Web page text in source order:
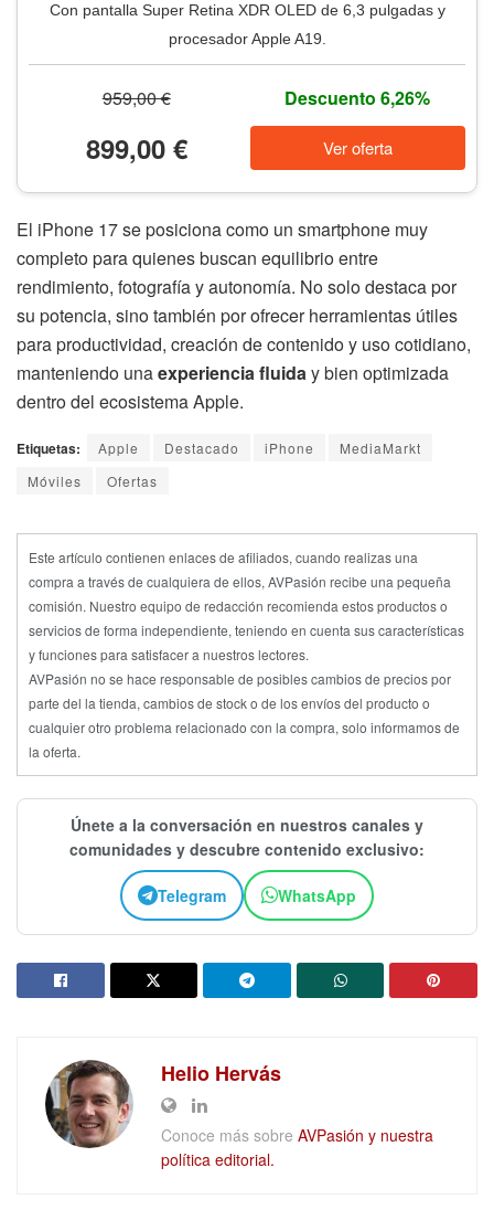
Con pantalla Super Retina XDR OLED de 6,3 pulgadas y
procesador Apple A19.
959,00 € Descuento 6,26%
899,00 € Ver oferta
El iPhone 17 se posiciona como un smartphone muy
completo para quienes buscan equilibrio entre
rendimiento, fotografía y autonomía. No solo destaca por
su potencia, sino también por ofrecer herramientas útiles
para productividad, creación de contenido y uso cotidiano,
manteniendo unaexperiencia fluiday bien optimizada
dentro del ecosistema Apple.
Etiquetas: Apple Destacado iPhone
MediaMarkt
Móviles
Ofertas
Este artículo contienen enlaces de afiliados, cuando realizas una
compra a través de cualquiera de ellos, AVPasión recibe una pequeña
comisión. Nuestro equipo de redacción recomienda estos productos o
servicios de forma independiente, teniendo en cuenta sus características
y funciones para satisfacer a nuestros lectores.
AVPasión no se hace responsable de posibles cambios de precios por
parte del la tienda, cambios de stock o de los envíos del producto o
cualquier otro problema relacionado con la compra, solo informamos de
la oferta.
Únete a la conversación en nuestros canales y
comunidades y descubre contenido exclusivo:
Telegram WhatsApp
Helio Hervás
Conoce más sobre AVPasión y nuestra
política editorial.